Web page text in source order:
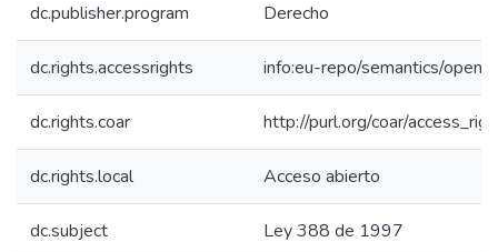
dc.publisher.program Derecho
dc.rights.accessrights info:eu-repo/semantics/
dc.rights.coar http://purl.org/coar/
dc.rights.local Acceso abierto
dc.subject Ley 388 de 1997